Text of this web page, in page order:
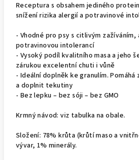
Receptura s obsahem jediného
snížení rizika alergií a potravinové
- Vhodné pro psy s citlivým zažíváním,
potravinovou intolerancí
- Vysoký podíl kvalitního masa a jeho
zárukou excelentní chuti i vůně
- Ideální doplněk ke granulím.
a doplnit tekutiny
- Bez lepku – bez sóji – bez GMO
Krmný návod: viz tabulka na obale.
Složení: 78% krůta (krůtí maso a
vývar, 1% minerály.